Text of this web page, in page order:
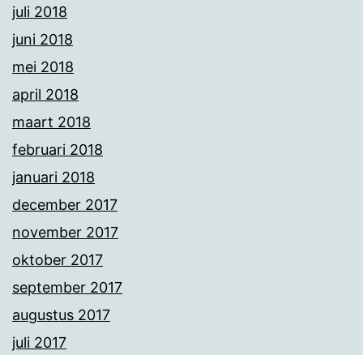
juli 2018
juni 2018
mei 2018
april 2018
maart 2018
februari 2018
januari 2018
december 2017
november 2017
oktober 2017
september 2017
augustus 2017
juli 2017